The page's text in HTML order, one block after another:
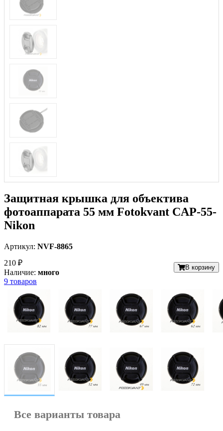
Защитная крышка для объектива
фотоаппарата 55 мм Fotokvant CAP-55-
Nikon
Артикул: NVF-8865
210 ₽
Наличие: много
В корзину
9 товаров
Все варианты товара